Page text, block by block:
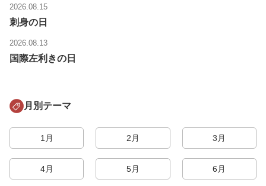
2026.08.15
刺身の日
2026.08.13
国際左利きの日
月別テーマ
1月 2月 3月
4月 5月 6月